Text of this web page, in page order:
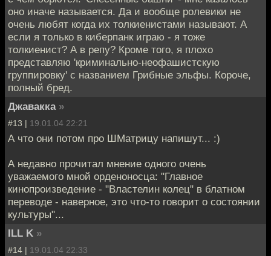
оно иначе называется. Да и вообще ролевики не
очень любят когда их толкиенистами называют. А
если я только в киберпанк играю - я тоже
толкиенист? А в репу? Кроме того, я плохо
представляю 'криминально-неофашистскую
группировку' с названием Грибные эльфы. Короче,
полный бред.
Джавакка »
#13 | 19.01.04 22:21
А что они потом про ШМатрицу напишут... :)
А недавно прочитал мнение одного очень
уважаемого мной орденоносца: "Главное
кинопроизведение - "Властелин колец" в блатном
переводе - наверное, это что-то говорит о состоянии
культуры"...
ILL K »
#14 | 19.01.04 22:33